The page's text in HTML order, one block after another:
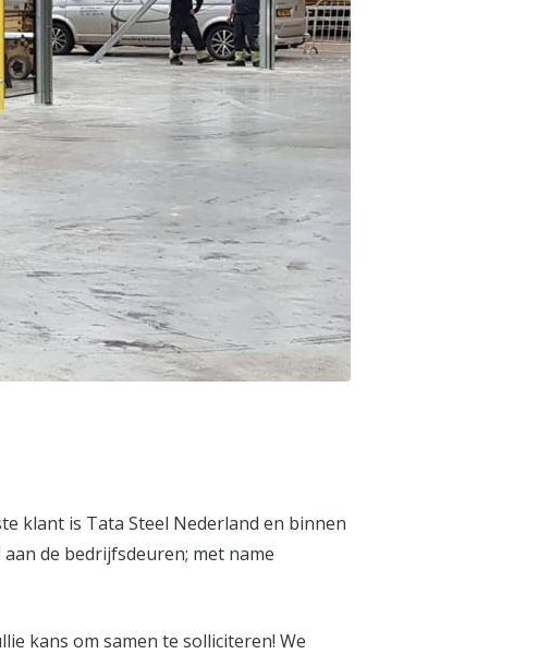
klant is Tata Steel Nederland en binnen
de bedrijfsdeuren; met name
kans om samen te solliciteren! We